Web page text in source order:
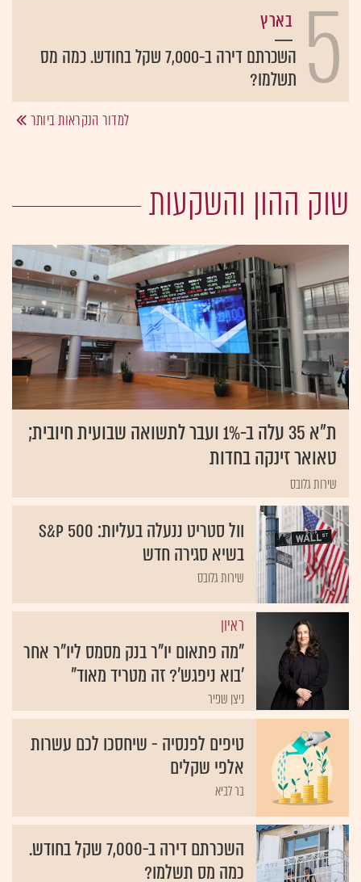
5 בארץ
השכרתם דירה ב-7,000 שקל בחודש. כמה מס
תשלמו?
למדור הנקראות ביותר
שוק ההון והשקעות
ת"א 35 עלה ב-1% ועבר לתשואה שבועית חיובית;
טאואר זינקה בחדות
שירות גלובס
וול סטריט ננעלה בעליות: S&P 500
בשיא סגירה חדש
שירות גלובס
ראיון
"מה פתאום יו"ר בנק מסמס ליו"ר אחר
'בוא ניפגש'? זה מטריד מאוד"
ניצן שפיר
טיפים לפנסיה - שיחסכו לכם עשרות
אלפי שקלים
בר לביא
השכרתם דירה ב-7,000 שקל בחודש.
כמה מס תשלמו?